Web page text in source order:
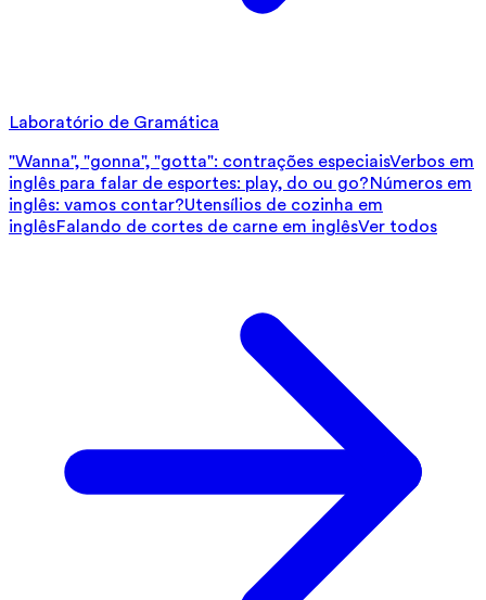
Laboratório de Gramática
"Wanna", "gonna", "gotta": contrações especiaisVerbos em
inglês para falar de esportes: play, do ou go?Números em
inglês: vamos contar?Utensílios de cozinha em
inglêsFalando de cortes de carne em inglêsVer todos